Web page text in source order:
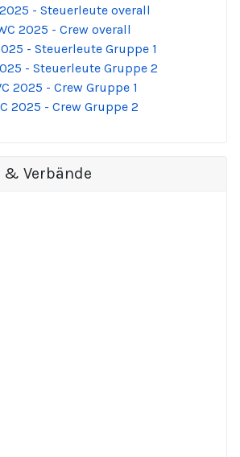
- Steuerleute overall
2025 - Crew overall
- Steuerleute Gruppe 1
- Steuerleute Gruppe 2
2025 - Crew Gruppe 1
2025 - Crew Gruppe 2
Verbände